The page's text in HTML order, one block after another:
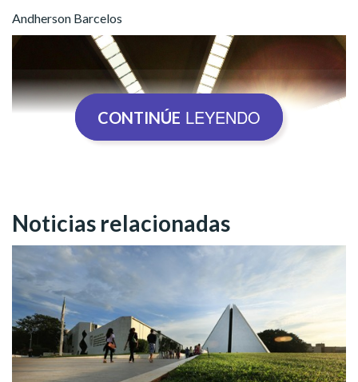
Andherson Barcelos
Otra gran contribución de la Religión de Dios, del Cristo y del
Espíritu Santo es ayudar al ser humano a comprender la
esencia y los misterios del post mortem, esto es, de la
eternidad de la Vida. Para este noble propósito, promueve
CONTINÚE LEYENDO
Noticias relacionadas